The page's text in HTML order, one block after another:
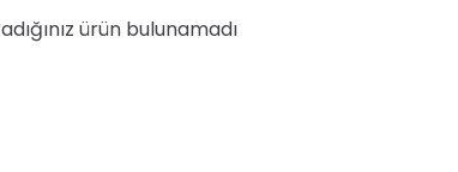
ürün bulunamadı